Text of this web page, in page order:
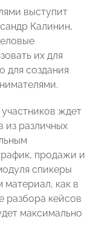
выступит
Калинин,
их для
для создания
ждет
из различных
продажи и
спикеры
как в
разбора кейсов
максимально